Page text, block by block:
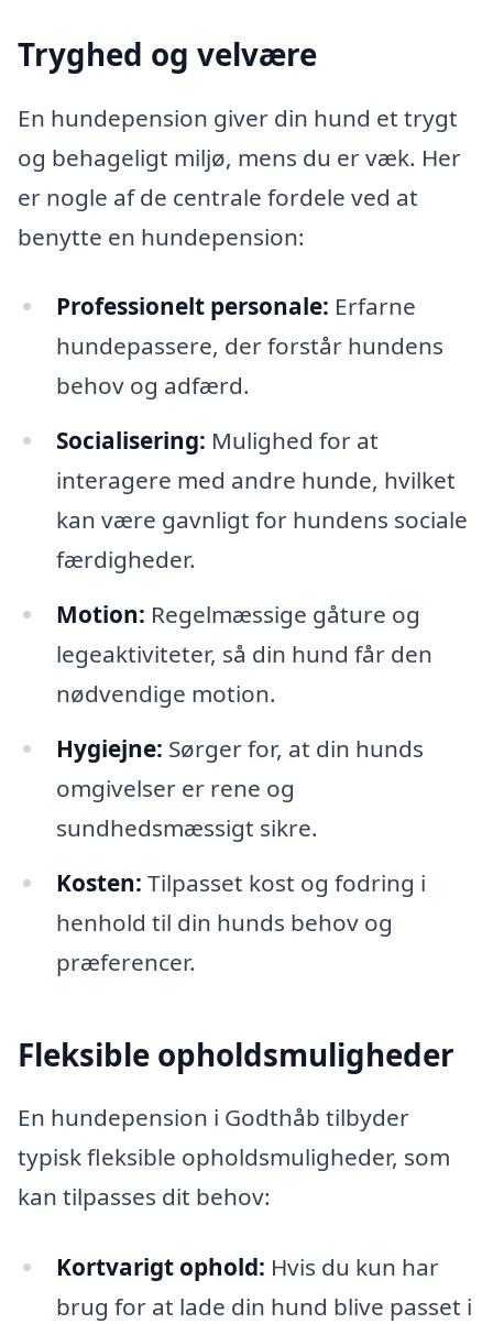
Tryghed og velvære
En hundepension giver din hund et trygt
og behageligt miljø, mens du er væk. Her
er nogle af de centrale fordele ved at
benytte en hundepension:
Professionelt personale: Erfarne
hundepassere, der forstår hundens
behov og adfærd.
Socialisering: Mulighed for at
interagere med andre hunde, hvilket
kan være gavnligt for hundens sociale
færdigheder.
Motion: Regelmæssige gåture og
legeaktiviteter, så din hund får den
nødvendige motion.
Hygiejne: Sørger for, at din hunds
omgivelser er rene og
sundhedsmæssigt sikre.
Kosten: Tilpasset kost og fodring i
henhold til din hunds behov og
præferencer.
Fleksible opholdsmuligheder
En hundepension i Godthåb tilbyder
typisk fleksible opholdsmuligheder, som
kan tilpasses dit behov:
Kortvarigt ophold: Hvis du kun har
brug for at lade din hund blive passet i